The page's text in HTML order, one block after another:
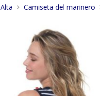
Alta Camiseta del marinero